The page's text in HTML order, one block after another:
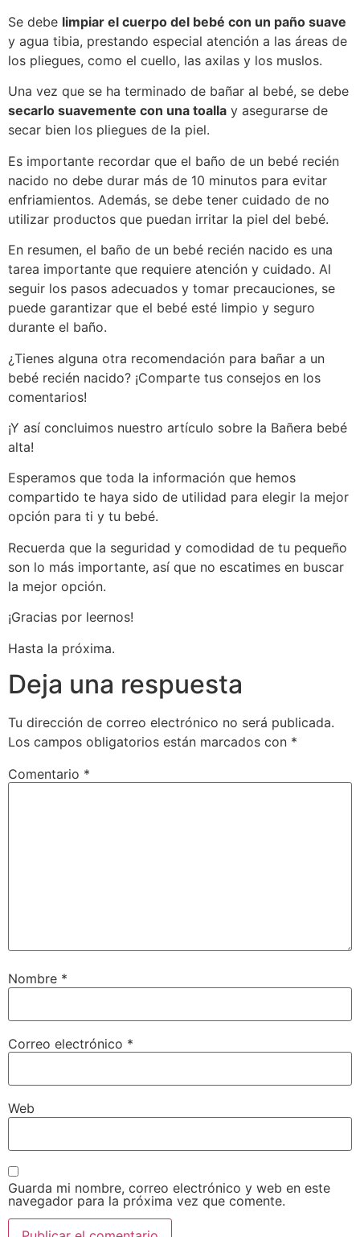
Se debe limpiar el cuerpo del bebé con un paño suave
y agua tibia, prestando especial atención a las áreas de
los pliegues, como el cuello, las axilas y los muslos.
Una vez que se ha terminado de bañar al bebé, se debe
secarlo suavemente con una toalla y asegurarse de
secar bien los pliegues de la piel.
Es importante recordar que el baño de un bebé recién
nacido no debe durar más de 10 minutos para evitar
enfriamientos. Además, se debe tener cuidado de no
utilizar productos que puedan irritar la piel del bebé.
En resumen, el baño de un bebé recién nacido es una
tarea importante que requiere atención y cuidado. Al
seguir los pasos adecuados y tomar precauciones, se
puede garantizar que el bebé esté limpio y seguro
durante el baño.
¿Tienes alguna otra recomendación para bañar a un
bebé recién nacido? ¡Comparte tus consejos en los
comentarios!
¡Y así concluimos nuestro artículo sobre la Bañera bebé
alta!
Esperamos que toda la información que hemos
compartido te haya sido de utilidad para elegir la mejor
opción para ti y tu bebé.
Recuerda que la seguridad y comodidad de tu pequeño
son lo más importante, así que no escatimes en buscar
la mejor opción.
¡Gracias por leernos!
Hasta la próxima.
Deja una respuesta
Tu dirección de correo electrónico no será publicada.
Los campos obligatorios están marcados con *
Comentario *
Nombre *
Correo electrónico *
Web
Guarda mi nombre, correo electrónico y web en este
navegador para la próxima vez que comente.